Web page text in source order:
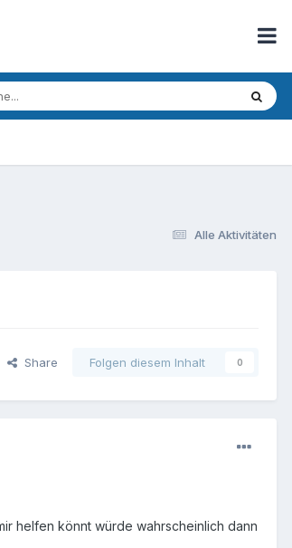
Alle Aktivitäten
Share Folgen diesem Inhalt 0
helfen könnt würde wahrscheinlich dann